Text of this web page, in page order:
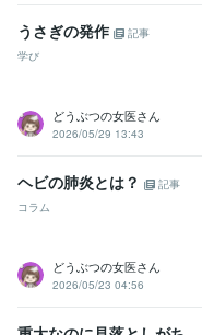
うさぎの発作
記事
学び
どうぶつの女医さん
2026/05/29 13:43
ヘビの肺炎とは？
記事
コラム
どうぶつの女医さん
2026/05/23 04:56